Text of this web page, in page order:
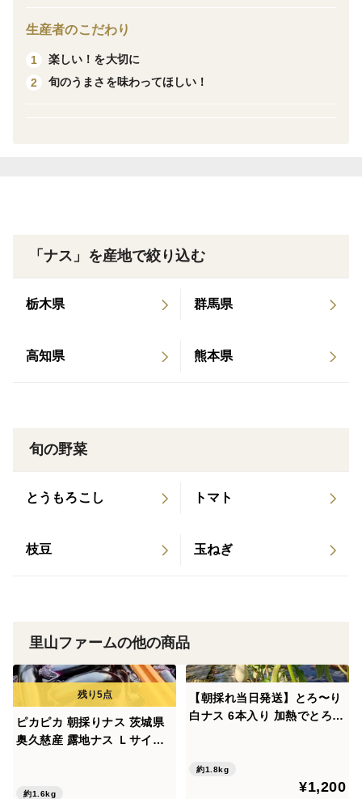
ひお楽しみください。
48本入り
露地栽培ならではの濃い味わい
めて育てています。採れたての美味しさを皆さまの食卓
域のみの販売とさせていただきます。
生産者のこだわり
1
楽しい！を大切に
2
旬のうまさを味わってほしい！
「ナス」を産地で絞り込む
栃木県 群馬県
高知県 熊本県
旬の野菜
とうもろこし トマト
枝豆 玉ねぎ
里山ファームの他の商品
ピカピカ 朝採りナス 茨城県
奥久慈産 露地ナス Ｌサイズ
約1.6kg
【朝採れ当日発送】とろ〜り
白ナス 6本入り 加熱でとろけ
約1.8kg
¥1,200